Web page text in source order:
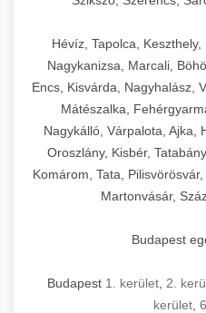
Hévíz, Tapolca,
Nagykanizsa, Marcali,
Encs, Kisvárda, Nagyhalász,
Mátészalka,
Nagykálló, Várpalota, Ajka,
Oroszlány, Kisbér,
Komárom, Tata,
Martonvásár,
Budapest
Budapest 1. kerület 2.
kerület